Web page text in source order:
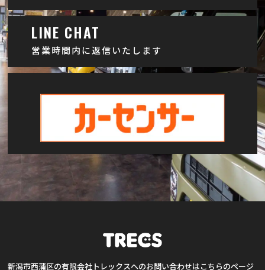
LINE CHAT
営業時間内に返信いたします
新潟市西蒲区の有限会社トレックスへのお問い合わせはこちらのページ